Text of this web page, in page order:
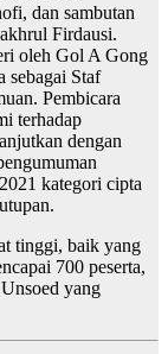
dan sambutan
Firdausi.
oleh Gol A Gong
sebagai Staf
Pembicara
terhadap
dengan
kategori cipta
tinggi, baik yang
700 peserta,
yang